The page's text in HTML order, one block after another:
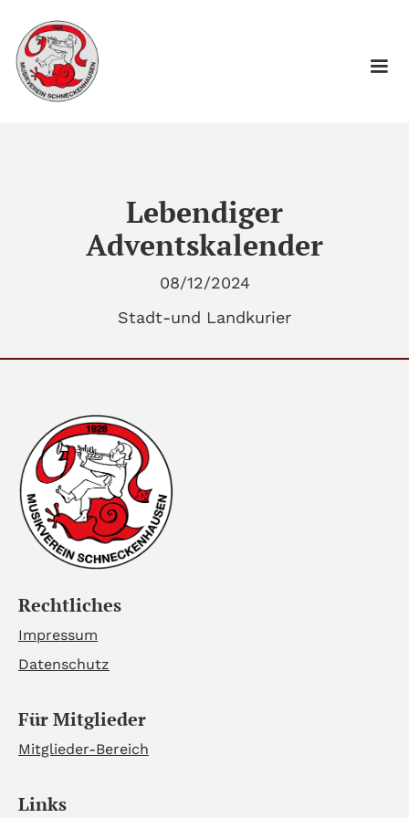
Lebendiger
Adventskalender
08/12/2024
Stadt-und Landkurier
Rechtliches
Impressum
Datenschutz
Für Mitglieder
Mitglieder-Bereich
Links